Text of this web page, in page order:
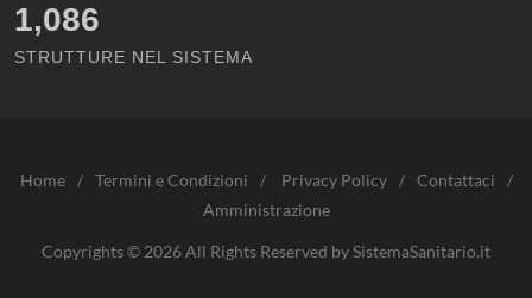
1,086
STRUTTURE NEL SISTEMA
Home / Termini e Condizioni / Privacy Policy / Contattaci
/
Amministrazione
Copyrights © 2026 All Rights Reserved by SistemaSanitario.it